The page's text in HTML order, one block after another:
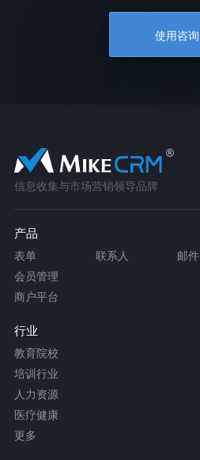
使用咨询
信息收集与市场营销领导品牌
产品
表单 联系人 邮件
会员管理
商户平台
行业
教育院校
培训行业
人力资源
医疗健康
更多